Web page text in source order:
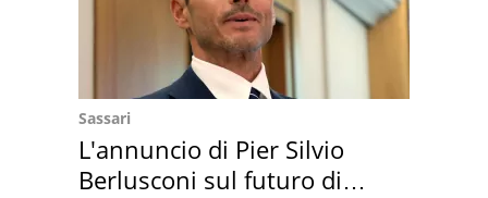
Sassari
L'annuncio di Pier Silvio
Berlusconi sul futuro di